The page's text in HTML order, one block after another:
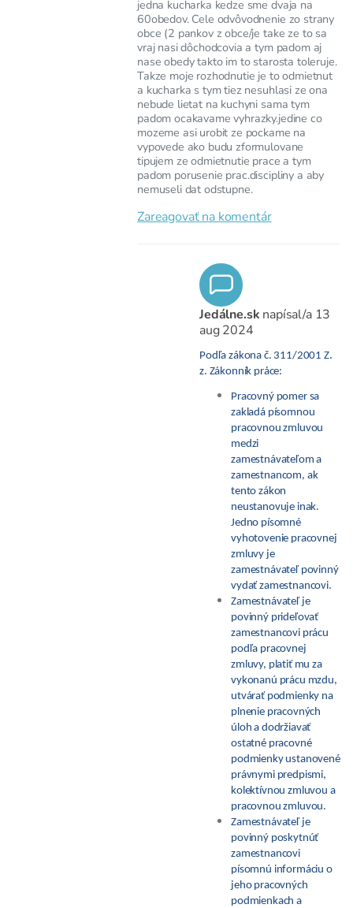
jedna kucharka kedze sme dvaja na
60obedov. Cele odvôvodnenie zo strany
obce (2 pankov z obce/je take ze to sa
vraj nasi dôchodcovia a tym padom aj
nase obedy takto im to starosta toleruje.
Takze moje rozhodnutie je to odmietnut
a kucharka s tym tiez nesuhlasi ze ona
nebude lietat na kuchyni sama tym
padom ocakavame vyhrazky.jedine co
mozeme asi urobit ze pockame na
vypovede ako budu zformulovane
tipujem ze odmietnutie prace a tym
padom porusenie prac.discipliny a aby
nemuseli dat odstupne.
Zareagovať na komentár
Jedálne.sk napísal/a 13
aug 2024
Podľa zákona č. 311/2001 Z.
z. Zákonník práce:
Pracovný pomer sa
zakladá písomnou
pracovnou zmluvou
medzi
zamestnávateľom a
zamestnancom, ak
tento zákon
neustanovuje inak.
Jedno písomné
vyhotovenie pracovnej
zmluvy je
zamestnávateľ povinný
vydať zamestnancovi.
Zamestnávateľ je
povinný prideľovať
zamestnancovi prácu
podľa pracovnej
zmluvy, platiť mu za
vykonanú prácu mzdu,
utvárať podmienky na
plnenie pracovných
úloh a dodržiavať
ostatné pracovné
podmienky ustanovené
právnymi predpismi,
kolektívnou zmluvou a
pracovnou zmluvou.
Zamestnávateľ je
povinný poskytnúť
zamestnancovi
písomnú informáciu o
jeho pracovných
podmienkach a